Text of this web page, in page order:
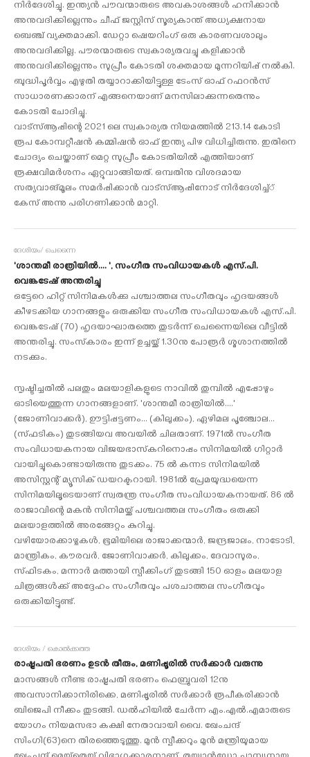
നിര്‍ദേശിച്ചു. ഇന്ത്യന്‍ പൗവന്മാരുടെ അവകാശങ്ങള്‍ ഹനിക്കാന്‍
അനുവദിക്കില്ലെന്നും ചീഫ് ജസ്റ്റിസ് സൂര്യകാന്ത് അധ്യക്ഷനായ
ബെഞ്ച് വ്യക്തമാക്കി. ഡേറ്റാ ഷെയറിംഗ് ഒരു കാരണവശാലും
അനുവദിക്കില്ല. പൗരന്മാരുടെ സ്വകാര്യതവച്ചു കളിക്കാന്‍
അനുവദിക്കില്ലെന്നും സുപ്രീം കോടതി ശക്തമായ മുന്നറിയിപ്പ് നല്‍കി.
ബുദ്ധിപൂര്‍വ്വം എഴുതി തയ്യാറാക്കിയിട്ടുള്ള ടേംസ് ഓഫ് റഫറന്‍സ്
സാധാരണക്കാരന് എങ്ങനെയാണ് മനസിലാക്കുന്നതെന്നും
കോടതി ചോദിച്ചു.
വാട്‌സ്ആപ്പിന്റെ 2021 ലെ സ്വകാര്യത നിയമത്തില്‍ 213.14 കോടി
രൂപ കോമ്പറ്റീഷന്‍ കമ്മിഷന്‍ ഓഫ് ഇന്ത്യ പിഴ വിധിച്ചിരുന്നു. ഇതിനെ
ചോദ്യം ചെയ്താണ് മെറ്റ സുപ്രീം കോടതിയില്‍ എത്തിയാണ്
രൂക്ഷവിമര്‍ശനം ഏറ്റുവാങ്ങിയത്. ഒമ്പതിനു വിശദമായ
സത്യവാങ്മൂലം സമര്‍പ്പിക്കാന്‍ വാട്‌സ്ആപ്പിനോട് നിര്‍ദേശിച്ച്്
കേസ് അന്നു പരിഗണിക്കാന്‍ മാറ്റി.
ദേശീയം/ ചെന്നൈ
'ശാന്തമീ രാത്രിയില്‍.... ', സംഗീത സംവിധായകള്‍ എസ്.പി.
വെങ്കടേഷ് അന്തരിച്ചു
ഒട്ടേറെ ഹിറ്റ് സിനിമകള്‍ക്കു പശ്ചാത്തല സംഗീതവും ഹൃദയങ്ങള്‍
കീഴടക്കിയ ഗാനങ്ങളും ഒരുക്കിയ സംഗീത സംവിധായകള്‍ എസ്.പി.
വെങ്കടേഷ് (70) ഹൃദയാഘാതത്തെ തുടര്‍ന്ന് ചെന്നൈയിലെ വീട്ടില്‍
അന്തരിച്ചു. സംസ്‌കാരം ഇന്ന് ഉച്ചയ്ക്ക് 1.30നു പോരൂര്‍ ശ്മശാനത്തില്‍
നടക്കും.
സൃഷ്ടിച്ചതില്‍ പലതും മലയാളികളുടെ നാവില്‍ തുമ്പില്‍ എപ്പോഴും
ഓടിയെത്തുന്ന ഗാനങ്ങളാണ്. 'ശാന്തമീ രാത്രിയില്‍....'
(ജോണിവാക്കര്‍), ഊട്ടിപ്പട്ടണം... (കിലുക്കം), ഏഴിമല പൂഞ്ചോല...
(സ്ഫടികം) തുടങ്ങിയവ അവയില്‍ ചിലതാണ്. 1971ല്‍ സംഗീത
സംവിധായകനായ വിജയഭാസ്‌കറിനൊപ്പം സിനിമയില്‍ ഗിറ്റാര്‍
വായിച്ചുകൊണ്ടായിരുന്നു തുടക്കം. 75 ല്‍ കന്നട സിനിമയില്‍
അസിസ്റ്റന്റ് മ്യൂസിക് ഡയറക്ടറായി. 1981ല്‍ പ്രേമയുദ്ധയെന്ന
സിനിമയിലൂടെയാണ് സ്വതന്ത്ര സംഗീത സംവിധായകനായത്. 86 ല്‍
രാജാവിന്റെ മകന്‍ സിനിമയ്ക്ക് പശ്ചവത്തല സംഗീതം ഒരുക്കി
മലയാളത്തില്‍ അരങ്ങേറ്റം കുറിച്ചു.
വഴിയോരക്കാഴ്ചകള്‍, ഭൂമിയിലെ രാജാക്കന്മാര്‍, ജന്ദ്രജാലം, നാടോടി,
മാന്ത്രികം, കൗരവര്‍, ജോണിവാക്കര്‍, കിലുക്കം, ദേവാസുരം,
സ്ഫിടകം, മന്നാര്‍ മത്തായി സ്പീക്കിംഗ് തുടങ്ങി 150 ഓളം മലയാള
ചിത്രങ്ങള്‍ക്ക് അദ്ദേഹം സംഗീതവും പശചാത്തല സംഗീതവും
ഒരുക്കിയിട്ടുണ്ട്.
ദേശീയം / കൊല്‍ക്കത്ത
രാഷ്ട്രപതി ഭരണം ഉടന്‍ തീരും, മണിപ്പൂരില്‍ സര്‍ക്കാര്‍ വരുന്നു
മാസങ്ങള്‍ നീണ്ട രാഷ്ട്രപതി ഭരണം ഫെബ്രുവരി 12നു
അവസാനിക്കാനിരിക്കെ, മണിപ്പൂരില്‍ സര്‍ക്കാര്‍ രൂപീകരിക്കാന്‍
ബിജെപി നീക്കം തുടങ്ങി. ഡല്‍ഹിയില്‍ ചേര്‍ന്ന എം.എല്‍.എമാരുടെ
യോഗം നിയമസഭാ കക്ഷി നേതാവായി വൈ. ഖേംചന്ദ്
സിംഗി(63)നെ തിരഞ്ഞെടുത്തു. മുന്‍ സ്പീക്കറും മുന്‍ മന്ത്രിയുമായ